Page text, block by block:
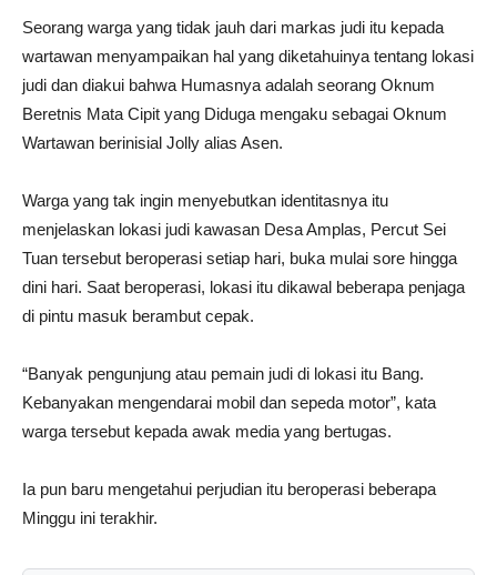
Seorang warga yang tidak jauh dari markas judi itu kepada
wartawan menyampaikan hal yang diketahuinya tentang lokasi
judi dan diakui bahwa Humasnya adalah seorang Oknum
Beretnis Mata Cipit yang Diduga mengaku sebagai Oknum
Wartawan berinisial Jolly alias Asen.
Warga yang tak ingin menyebutkan identitasnya itu
menjelaskan lokasi judi kawasan Desa Amplas, Percut Sei
Tuan tersebut beroperasi setiap hari, buka mulai sore hingga
dini hari. Saat beroperasi, lokasi itu dikawal beberapa penjaga
di pintu masuk berambut cepak.
“Banyak pengunjung atau pemain judi di lokasi itu Bang.
Kebanyakan mengendarai mobil dan sepeda motor”, kata
warga tersebut kepada awak media yang bertugas.
Ia pun baru mengetahui perjudian itu beroperasi beberapa
Minggu ini terakhir.